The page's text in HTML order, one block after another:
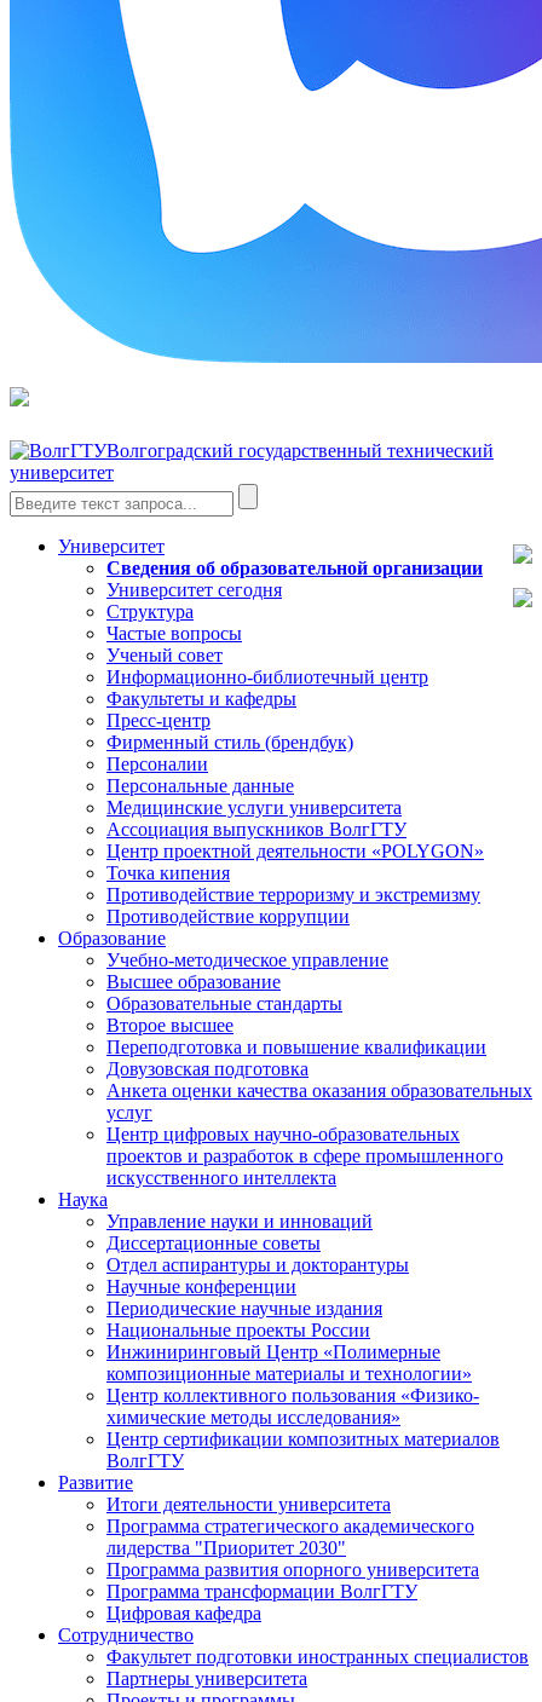
Волгоградский государственный технический
университет
Университет
Сведения об образовательной организации
Университет сегодня
Структура
Частые вопросы
Ученый совет
Информационно-библиотечный центр
Факультеты и кафедры
Пресс-центр
Фирменный стиль (брендбук)
Персоналии
Персональные данные
Медицинские услуги университета
Ассоциация выпускников ВолгГТУ
Центр проектной деятельности «POLYGON»
Точка кипения
Противодействие терроризму и экстремизму
Противодействие коррупции
Образование
Учебно-методическое управление
Высшее образование
Образовательные стандарты
Второе высшее
Переподготовка и повышение квалификации
Довузовская подготовка
Анкета оценки качества оказания образовательных
услуг
Центр цифровых научно-образовательных
проектов и разработок в сфере промышленного
искусственного интеллекта
Наука
Управление науки и инноваций
Диссертационные советы
Отдел аспирантуры и докторантуры
Научные конференции
Периодические научные издания
Национальные проекты России
Инжиниринговый Центр «Полимерные
композиционные материалы и технологии»
Центр коллективного пользования «Физико-
химические методы исследования»
Центр сертификации композитных материалов
ВолгГТУ
Развитие
Итоги деятельности университета
Программа стратегического академического
лидерства "Приоритет 2030"
Программа развития опорного университета
Программа трансформации ВолгГТУ
Цифровая кафедра
Сотрудничество
Факультет подготовки иностранных специалистов
Партнеры университета